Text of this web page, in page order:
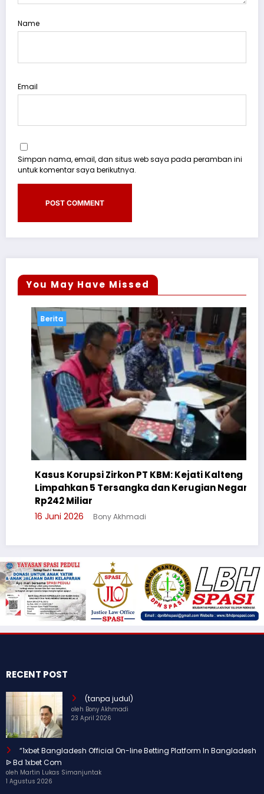
Name
Email
Simpan nama, email, dan situs web saya pada peramban ini
untuk komentar saya berikutnya.
You May Have Missed
Berita
Kasus Korupsi Zirkon PT KBM: Kejati Kalteng
Limpahkan 5 Tersangka dan Kerugian Negara
Rp242 Miliar
16 Juni 2026 Bony Akhmadi
RECENT POST
(tanpa judul)
oleh Bony Akhmadi
23 April 2026
“1xbet Bangladesh Official On-line Betting Platform In Bangladesh
ᐉ Bd 1xbet Com
oleh Martin Lukas Simanjuntak
1 Agustus 2026